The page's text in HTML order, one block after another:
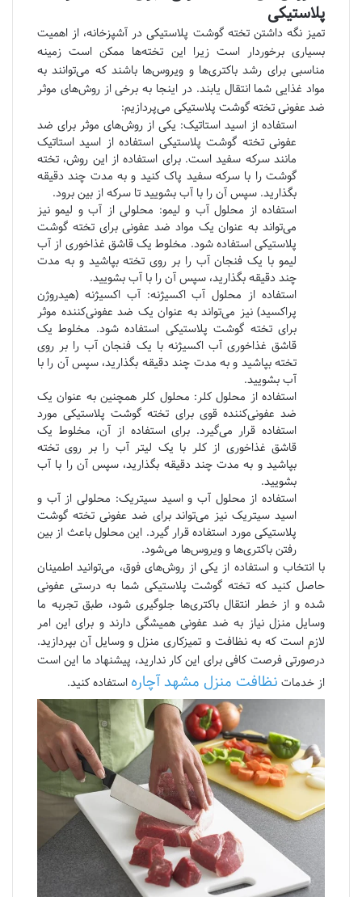
پلاستیکی
تمیز نگه داشتن تخته گوشت پلاستیکی در آشپزخانه، از اهمیت
بسیاری برخوردار است زیرا این تخته‌ها ممکن است زمینه
مناسبی برای رشد باکتری‌ها و ویروس‌ها باشند که می‌توانند به
مواد غذایی شما انتقال یابند. در اینجا به برخی از روش‌های موثر
ضد عفونی تخته گوشت پلاستیکی می‌پردازیم:
استفاده از اسید استاتیک: یکی از روش‌های موثر برای ضد
عفونی تخته گوشت پلاستیکی استفاده از اسید استاتیک
مانند سرکه سفید است. برای استفاده از این روش، تخته
گوشت را با سرکه سفید پاک کنید و به مدت چند دقیقه
بگذارید. سپس آن را با آب بشویید تا سرکه از بین برود.
استفاده از محلول آب و لیمو: محلولی از آب و لیمو نیز
می‌تواند به عنوان یک مواد ضد عفونی برای تخته گوشت
پلاستیکی استفاده شود. مخلوط یک قاشق غذاخوری از آب
لیمو با یک فنجان آب را بر روی تخته بپاشید و به مدت
چند دقیقه بگذارید، سپس آن را با آب بشویید.
استفاده از محلول آب اکسیژنه: آب اکسیژنه (هیدروژن
پراکسید) نیز می‌تواند به عنوان یک ضد عفونی‌کننده موثر
برای تخته گوشت پلاستیکی استفاده شود. مخلوط یک
قاشق غذاخوری آب اکسیژنه با یک فنجان آب را بر روی
تخته بپاشید و به مدت چند دقیقه بگذارید، سپس آن را با
آب بشویید.
استفاده از محلول کلر: محلول کلر همچنین به عنوان یک
ضد عفونی‌کننده قوی برای تخته گوشت پلاستیکی مورد
استفاده قرار می‌گیرد. برای استفاده از آن، مخلوط یک
قاشق غذاخوری از کلر با یک لیتر آب را بر روی تخته
بپاشید و به مدت چند دقیقه بگذارید، سپس آن را با آب
بشویید.
استفاده از محلول آب و اسید سیتریک: محلولی از آب و
اسید سیتریک نیز می‌تواند برای ضد عفونی تخته گوشت
پلاستیکی مورد استفاده قرار گیرد. این محلول باعث از بین
رفتن باکتری‌ها و ویروس‌ها می‌شود.
با انتخاب و استفاده از یکی از روش‌های فوق، می‌توانید اطمینان
حاصل کنید که تخته گوشت پلاستیکی شما به درستی عفونی
شده و از خطر انتقال باکتری‌ها جلوگیری شود، طبق تجربه ما
وسایل منزل نیاز به ضد عفونی همیشگی دارند و برای این امر
لازم است که به نظافت و تمیزکاری منزل و وسایل آن بپردازید.
در‌صورتی فرصت کافی برای این کار ندارید، پیشنهاد ما این است
از خدمات نظافت منزل مشهد آچاره استفاده کنید.